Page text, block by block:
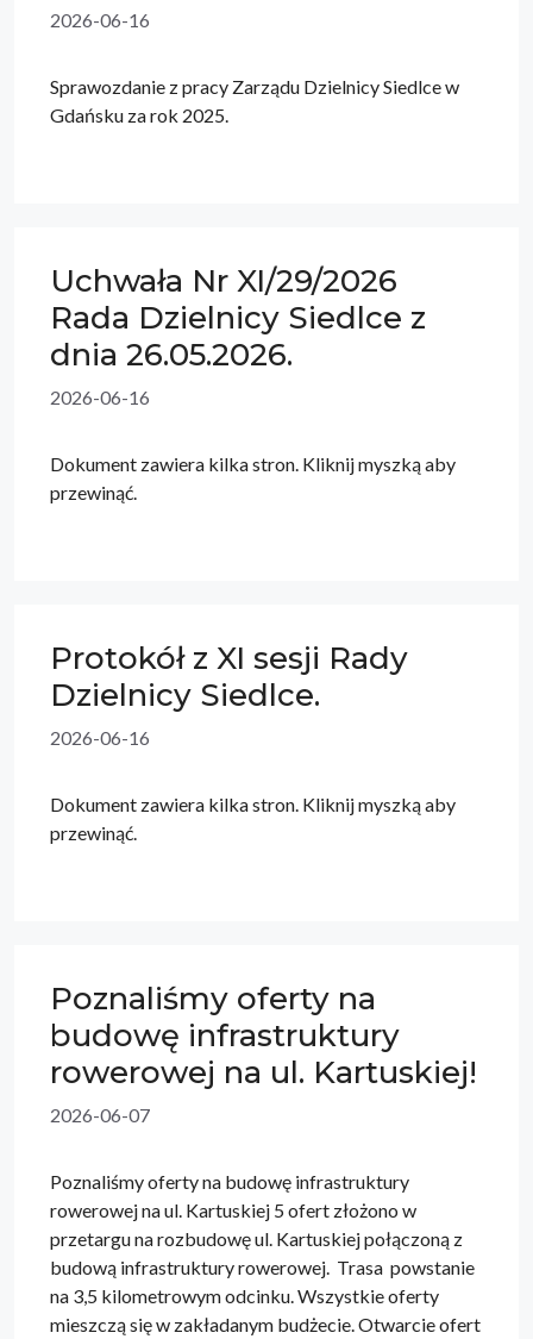
2026-06-16
Sprawozdanie z pracy Zarządu Dzielnicy Siedlce w
Gdańsku za rok 2025.
Uchwała Nr XI/29/2026
Rada Dzielnicy Siedlce z
dnia 26.05.2026.
2026-06-16
Dokument zawiera kilka stron. Kliknij myszką aby
przewinąć.
Protokół z XI sesji Rady
Dzielnicy Siedlce.
2026-06-16
Dokument zawiera kilka stron. Kliknij myszką aby
przewinąć.
Poznaliśmy oferty na
budowę infrastruktury
rowerowej na ul. Kartuskiej!
2026-06-07
Poznaliśmy oferty na budowę infrastruktury
rowerowej na ul. Kartuskiej 5 ofert złożono w
przetargu na rozbudowę ul. Kartuskiej połączoną z
budową infrastruktury rowerowej. Trasa powstanie
na 3,5 kilometrowym odcinku. Wszystkie oferty
mieszczą się w zakładanym budżecie. Otwarcie ofert